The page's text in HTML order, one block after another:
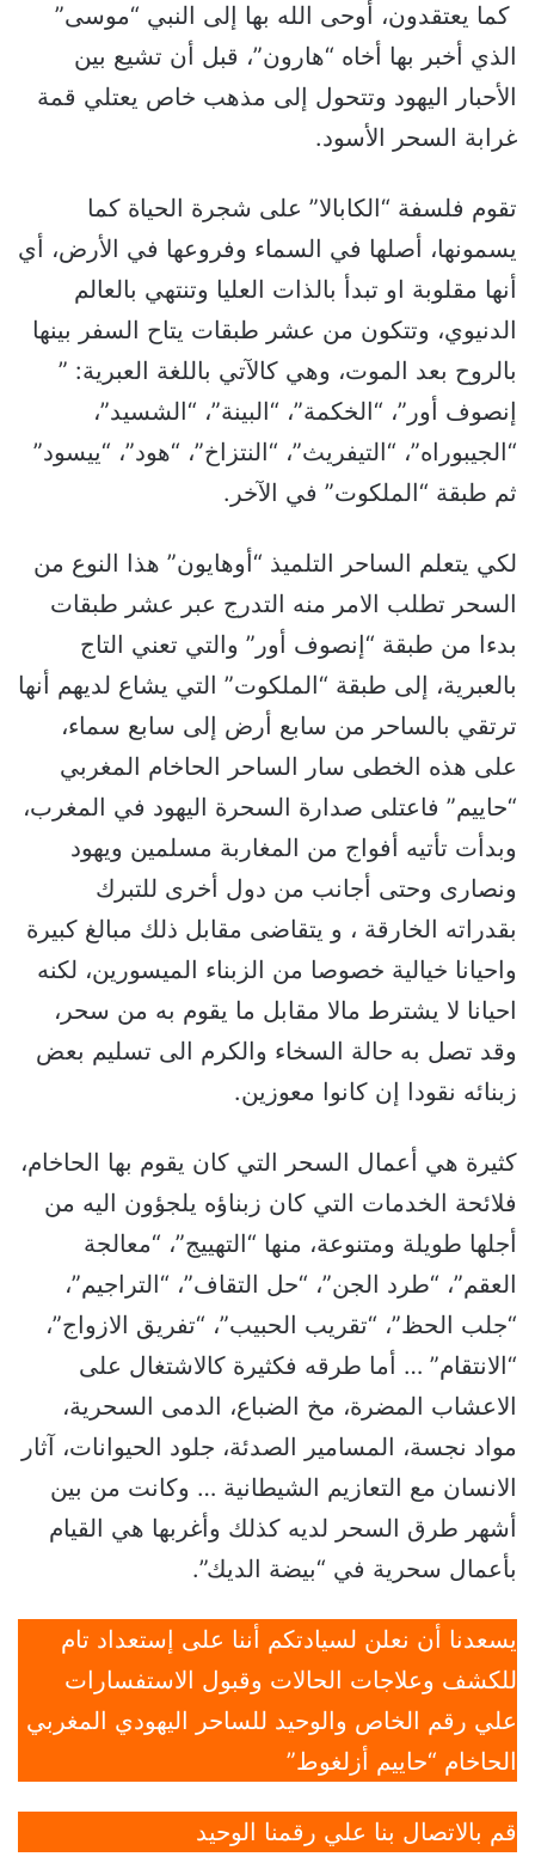
كما يعتقدون، أوحى الله بها إلى النبي “موسى”
الذي أخبر بها أخاه “هارون”، قبل أن تشيع بين
الأحبار اليهود وتتحول إلى مذهب خاص يعتلي قمة
غرابة السحر الأسود.
تقوم فلسفة “الكابالا” على شجرة الحياة كما
يسمونها، أصلها في السماء وفروعها في الأرض، أي
أنها مقلوبة او تبدأ بالذات العليا وتنتهي بالعالم
الدنيوي، وتتكون من عشر طبقات يتاح السفر بينها
بالروح بعد الموت، وهي كالآتي باللغة العبرية: ”
إنصوف أور”، “الخكمة”، “البينة”، “الشسيد”،
“الجيبوراه”، “التيفريث”، “النتزاخ”، “هود”، “ييسود”
ثم طبقة “الملكوت” في الآخر.
لكي يتعلم الساحر التلميذ “أوهايون” هذا النوع من
السحر تطلب الامر منه التدرج عبر عشر طبقات
بدءا من طبقة “إنصوف أور” والتي تعني التاج
بالعبرية، إلى طبقة “الملكوت” التي يشاع لديهم أنها
ترتقي بالساحر من سابع أرض إلى سابع سماء،
على هذه الخطى سار الساحر الحاخام المغربي
“حاييم” فاعتلى صدارة السحرة اليهود في المغرب،
وبدأت تأتيه أفواج من المغاربة مسلمين ويهود
ونصارى وحتى أجانب من دول أخرى للتبرك
بقدراته الخارقة ، و يتقاضى مقابل ذلك مبالغ كبيرة
واحيانا خيالية خصوصا من الزبناء الميسورين، لكنه
احيانا لا يشترط مالا مقابل ما يقوم به من سحر،
وقد تصل به حالة السخاء والكرم الى تسليم بعض
زبنائه نقودا إن كانوا معوزين.
كثيرة هي أعمال السحر التي كان يقوم بها الحاخام،
فلائحة الخدمات التي كان زبناؤه يلجؤون اليه من
أجلها طويلة ومتنوعة، منها “التهييج”، “معالجة
العقم”، “طرد الجن”، “حل التقاف”، “التراجيم”،
“جلب الحظ”، “تقريب الحبيب”، “تفريق الازواج”،
“الانتقام” … أما طرقه فكثيرة كالاشتغال على
الاعشاب المضرة، مخ الضباع، الدمى السحرية،
مواد نجسة، المسامير الصدئة، جلود الحيوانات، آثار
الانسان مع التعازيم الشيطانية … وكانت من بين
أشهر طرق السحر لديه كذلك وأغربها هي القيام
بأعمال سحرية في “بيضة الديك”.
يسعدنا أن نعلن لسيادتكم أننا على إستعداد تام
للكشف وعلاجات الحالات وقبول الاستفسارات
علي رقم الخاص والوحيد للساحر اليهودي المغربي
الحاخام “حاييم أزلغوط”
قم بالاتصال بنا علي رقمنا الوحيد